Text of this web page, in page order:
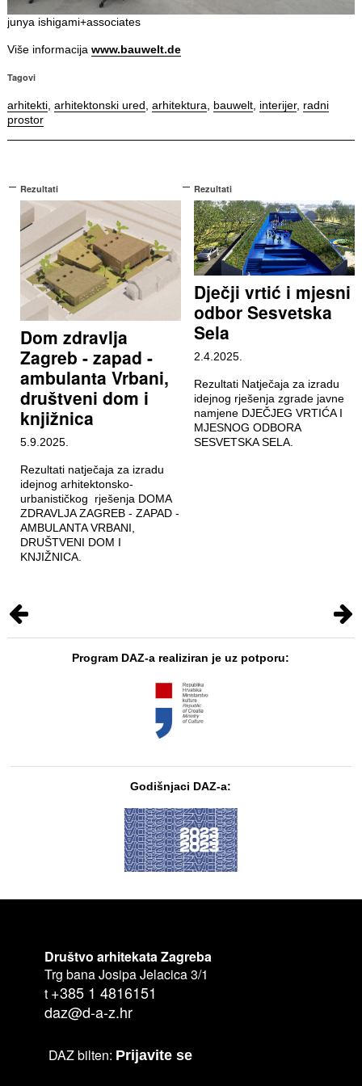
junya ishigami+associates
Više informacija www.bauwelt.de
Tagovi
arhitekti, arhitektonski ured arhitektura bauwelt, interijer, radni
prostor
Rezultati
Dom zdravlja
Zagreb - zapad -
ambulanta Vrbani,
društveni dom i
knjižnica
5.9.2025.
Rezultati natječaja za izradu
idejnog arhitektonsko-
urbanističkog rješenja DOMA
ZDRAVLJA ZAGREB - ZAPAD -
AMBULANTA VRBANI,
DRUŠTVENI DOM I
KNJIŽNICA.
Rezultati
Dječji vrtić i mjesni
odbor Sesvetska
Sela
2.4.2025.
Rezultati Natječaja za izradu
idejnog rješenja zgrade javne
namjene DJEČJEG VRTIĆA I
MJESNOG ODBORA
SESVETSKA SELA.
Program DAZ-a realiziran je uz potporu:
Godišnjaci DAZ-a:
Društvo arhitekata Zagreba
Trg bana Josipa Jelacica 3/1
t +385 1 4816151
daz@d-a-z.hr
DAZ bilten: Prijavite se